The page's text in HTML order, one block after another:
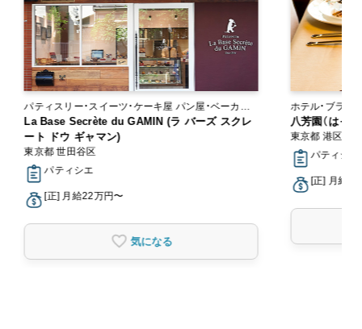
パティスリー・スイーツ・ケーキ屋 パン屋・ベーカリ
ー
La Base Secrète du GAMIN (ラ バーズ スクレ
ート ドウ ギャマン)
東京都 世田谷区
パティシエ
[正] 月給22万円〜
気になる
八芳園（はっ
東京都 港区
パティシエ
[正] 月給